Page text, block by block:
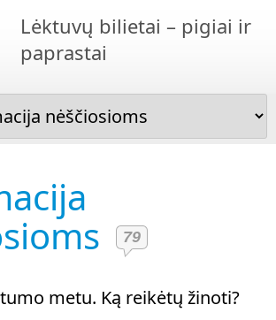
Lėktuvų bilietai – pigiai ir
paprastai
79
metu. Ką reikėtų žinoti?